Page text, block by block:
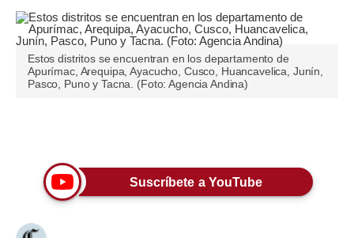
Opinión
Editorial
Tendencias
Lujo
Viajes
Estos distritos se encuentran en los departamento de
Apurímac, Arequipa, Ayacucho, Cusco, Huancavelica, Junín,
Pasco, Puno y Tacna. (Foto: Agencia Andina)
Suscríbete a YouTube